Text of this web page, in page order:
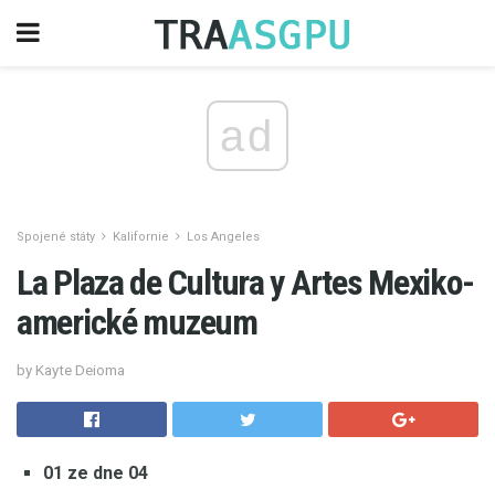
ad
Spojené státy Kalifornie Los Angeles
La Plaza de Cultura y Artes Mexiko-
americké muzeum
by Kayte Deioma
01 ze dne 04